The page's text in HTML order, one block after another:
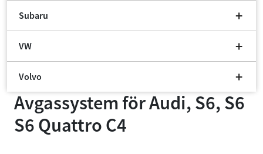
Subaru
VW
Volvo
Avgassystem förAudi, S6, S6
S6 Quattro C4